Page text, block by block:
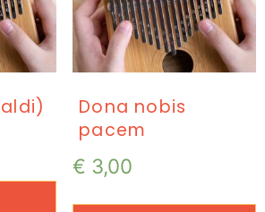
Dona nobis
pacem
€ 3,00